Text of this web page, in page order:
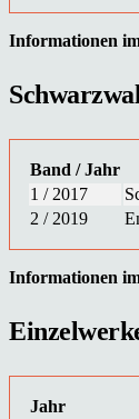
Informationen
Band / Jahr
1 / 2017
2 / 2019
Informationen
Jahr